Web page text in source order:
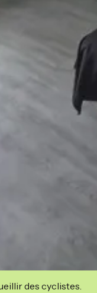
des cyclistes.